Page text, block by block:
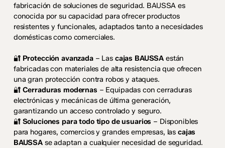
fabricación de soluciones de seguridad. BAUSSA es
conocida por su capacidad para ofrecer productos
resistentes y funcionales, adaptados tanto a necesidades
domésticas como comerciales.
🔐 Protección avanzada– Las cajas BAUSSA están
fabricadas con materiales de alta resistencia que ofrecen
una gran protección contra robos y ataques.
🔐 Cerraduras modernas – Equipadas con cerraduras
electrónicas y mecánicas de última generación,
garantizando un acceso controlado y seguro.
🔐 Soluciones para todo tipo de usuarios – Disponibles
para hogares, comercios y grandes empresas, las cajas
BAUSSA se adaptan a cualquier necesidad de seguridad.